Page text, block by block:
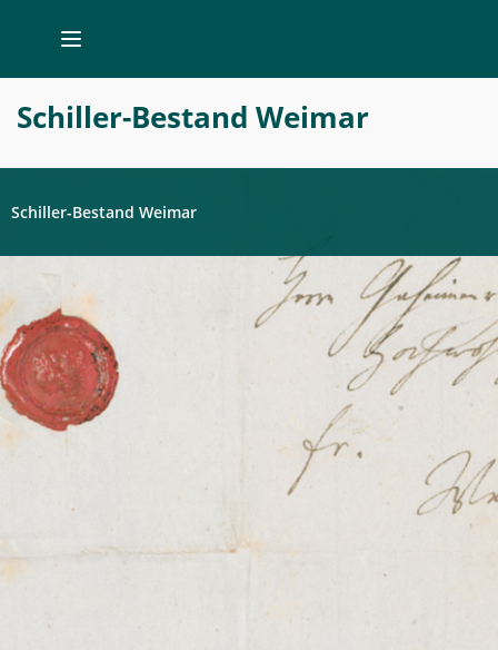
Bestand
Weimar
Schiller-Bestand Weimar
Schiller-Bestand Weimar